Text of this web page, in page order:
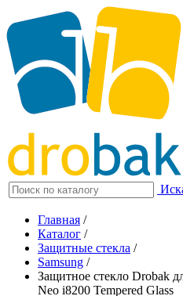
Главная /
Каталог /
Защитные стекла /
Samsung /
Защитное стекло Drobak
Neo i8200 Tempered Glass